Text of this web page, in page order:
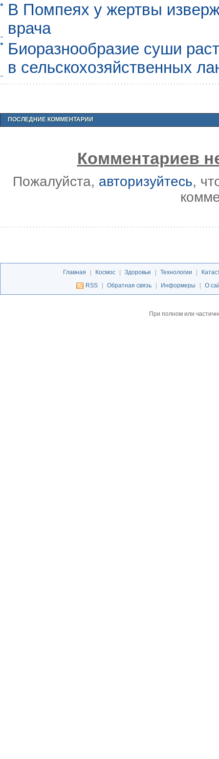
В Помпеях у жертвы
врача
Биоразнообразие суши
в сельскохозяйственных
ПОСЛЕДНИЕ КОММЕНТАРИИ
Комментариев
Пожалуйста, авторизуйтесь,
Главная Космос Здоровье Технологии
RSS
Обратная связь Информеры О
При полном или